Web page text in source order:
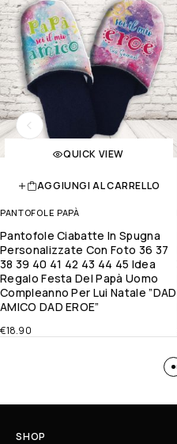
QUICK VIEW
AGGIUNGI AL CARRELLO
PANTOFOLE PAPÀ
Pantofole Ciabatte In Spugna
Personalizzate Con Foto 36 37
38 39 40 41 42 43 44 45 Idea
Regalo Festa Del Papà Uomo
Compleanno Per Lui Natale ”DAD
AMICO DAD EROE”
€18.90
SHOP